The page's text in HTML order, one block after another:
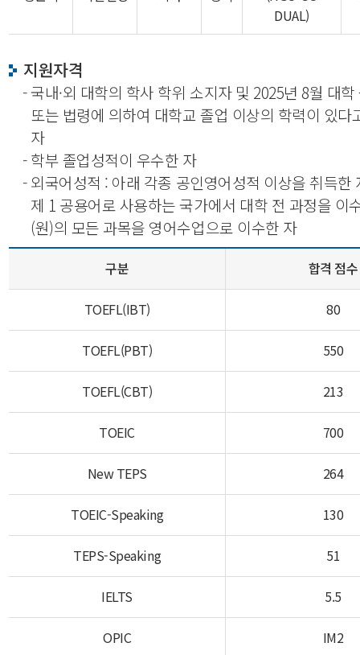
DUAL)
지원자격
- 국내·외 대학의 학사 학위 소지자 및 2025년 8월 대
또는 법령에 의하여 대학교 졸업 이상의 학력이 있다
자
- 학부 졸업성적이 우수한 자
- 외국어성적 : 아래 각종 공인영어성적 이상을 취득한
제 1 공용어로 사용하는 국가에서 대학 전 과정을 이
(원)의 모든 과목을 영어수업으로 이수한 자
구분 합격 점수
TOEFL(IBT) 80
TOEFL(PBT) 550
TOEFL(CBT) 213
TOEIC 700
New TEPS 264
TOEIC-Speaking 130
TEPS-Speaking 51
IELTS 5.5
OPIC IM2